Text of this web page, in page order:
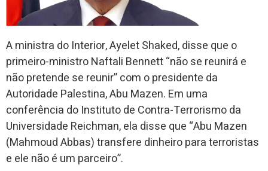
A ministra do Interior, Ayelet Shaked, disse que o
primeiro-ministro Naftali Bennett “não se reunirá e
não pretende se reunir” com o presidente da
Autoridade Palestina, Abu Mazen. Em uma
conferência do Instituto de Contra-Terrorismo da
Universidade Reichman, ela disse que “Abu Mazen
(Mahmoud Abbas) transfere dinheiro para terroristas
e ele não é um parceiro”.